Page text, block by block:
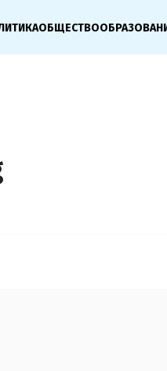
ОБЩЕСТВО